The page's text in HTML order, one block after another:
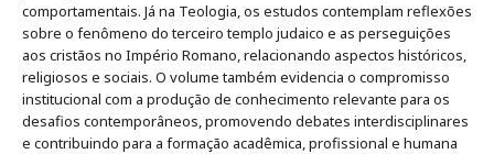
comportamentais. Já na Teologia, os estudos contemplam reflexões
sobre o fenômeno do terceiro templo judaico e as perseguições
aos cristãos no Império Romano, relacionando aspectos históricos,
religiosos e sociais. O volume também evidencia o compromisso
institucional com a produção de conhecimento relevante para os
desafios contemporâneos, promovendo debates interdisciplinares
e contribuindo para a formação acadêmica, profissional e humana